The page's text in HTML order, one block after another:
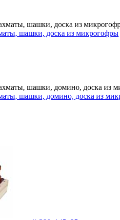
шашки, доска из микрогофры
шашки, домино, доска из